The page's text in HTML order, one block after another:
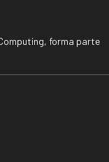
forma parte